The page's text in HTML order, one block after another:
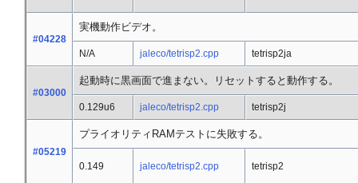
#04228
実機動作ビデオ。
N/A jaleco/tetrisp2.cpp tetrisp2ja
#03000
起動時に黒画面で進まない。リセットすると動作する。
0.129u6 jaleco/tetrisp2.cpp tetrisp2j
#05219
プライオリティRAMテストに失敗する。
0.149 jaleco/tetrisp2.cpp tetrisp2